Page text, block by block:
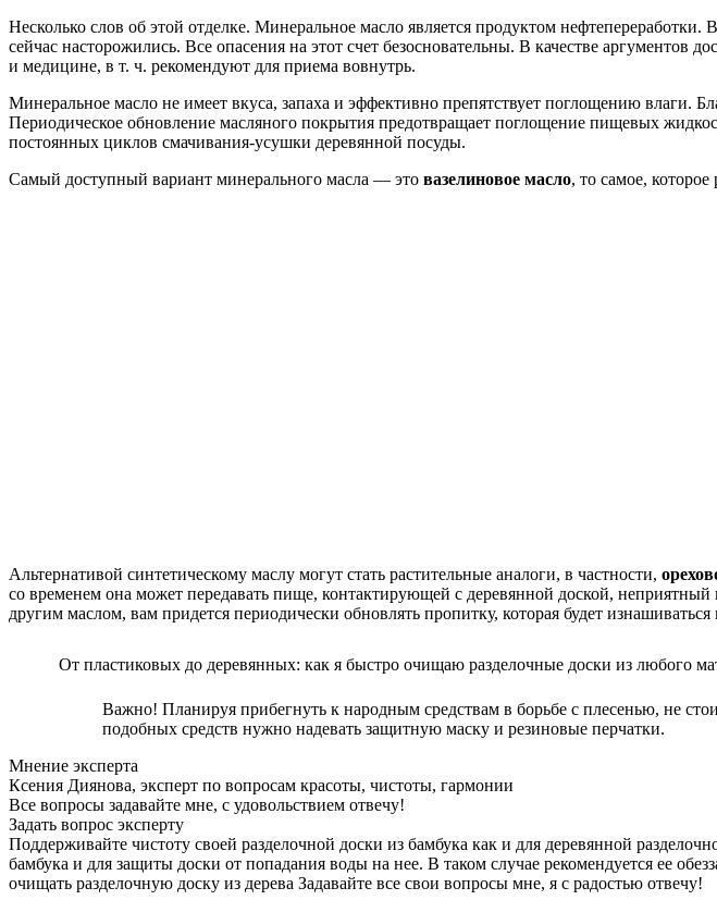
Несколько слов об этой отделке. Минеральное масло является продуктом
сейчас насторожились. Все опасения на этот счет безосновательны. В качестве
и медицине, в т. ч. рекомендуют для приема вовнутрь.
Минеральное масло не имеет вкуса, запаха и эффективно препятствует поглощению влаги.
Периодическое обновление масляного покрытия предотвращает поглощение пищевых
постоянных циклов смачивания-усушки деревянной посуды.
Самый доступный вариант минерального масла — это вазелиновое масло, то самое,
Альтернативой синтетическому маслу могут стать растительные аналоги, в частности,
со временем она может передавать пище, контактирующей с деревянной доской,
другим маслом, вам придется периодически обновлять пропитку, которая будет
От пластиковых до деревянных: как я быстро очищаю разделочные доски из любого
Важно! Планируя прибегнуть к народным средствам в борьбе с плесенью, не
подобных средств нужно надевать защитную маску и резиновые перчатки.
Мнение эксперта
Ксения Диянова, эксперт по вопросам красоты, чистоты, гармонии
Все вопросы задавайте мне, с удовольствием отвечу!
Задать вопрос эксперту
Поддерживайте чистоту своей разделочной доски из бамбука как и для деревянной
бамбука и для защиты доски от попадания воды на нее. В таком случае рекомендуется ее
очищать разделочную доску из дерева Задавайте все свои вопросы мне, я с радостью отвечу!